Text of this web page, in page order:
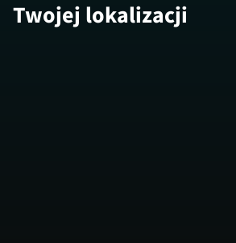
Twojej lokalizacji